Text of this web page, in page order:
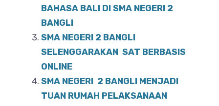
BAHASA BALI DI SMA NEGERI 2
BANGLI
SMA NEGERI 2 BANGLI
SELENGGARAKAN SAT BERBASIS
ONLINE
SMA NEGERI 2 BANGLI MENJADI
TUAN RUMAH PELAKSANAAN